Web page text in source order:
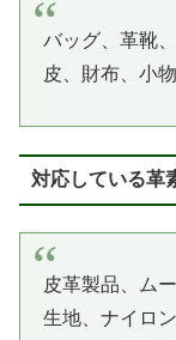
バッグ、革靴
皮、財布、小物
対応している革
皮革製品、ム
生地、ナイロ